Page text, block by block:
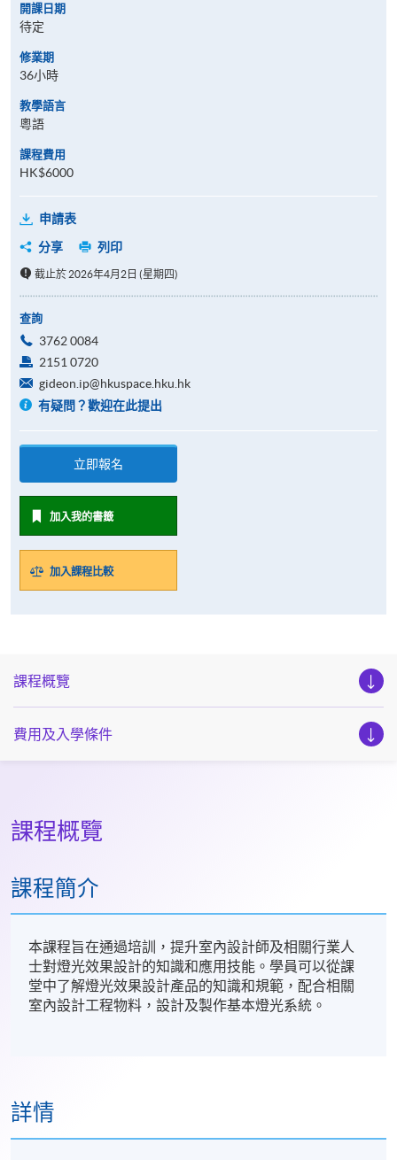
開課日期
待定
修業期
36小時
教學語言
粵語
課程費用
HK$6000
申請表
分享
列印
截止於 2026年4月2日 (星期四)
查詢
3762 0084
2151 0720
gideon.ip@hkuspace.hku.hk
有疑問？歡迎在此提出
立即報名
加入我的書籤
加入課程比較
課程概覽
費用及入學條件
課程概覽
課程簡介
本課程旨在通過培訓，提升室內設計師及相關行業人
士對燈光效果設計的知識和應用技能。學員可以從課
堂中了解燈光效果設計產品的知識和規範，配合相關
室內設計工程物料，設計及製作基本燈光系統。
詳情